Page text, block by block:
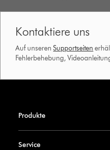
Kontaktiere uns
Auf unserenSupportseiten
Fehlerbehebung,
Produkte
Service